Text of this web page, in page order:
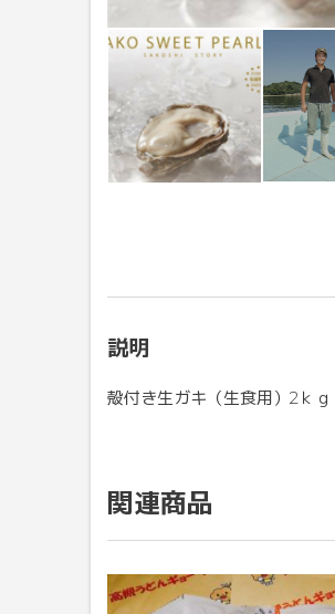
説明
殻付き生ガキ（生食用）2ｋ
関連商品